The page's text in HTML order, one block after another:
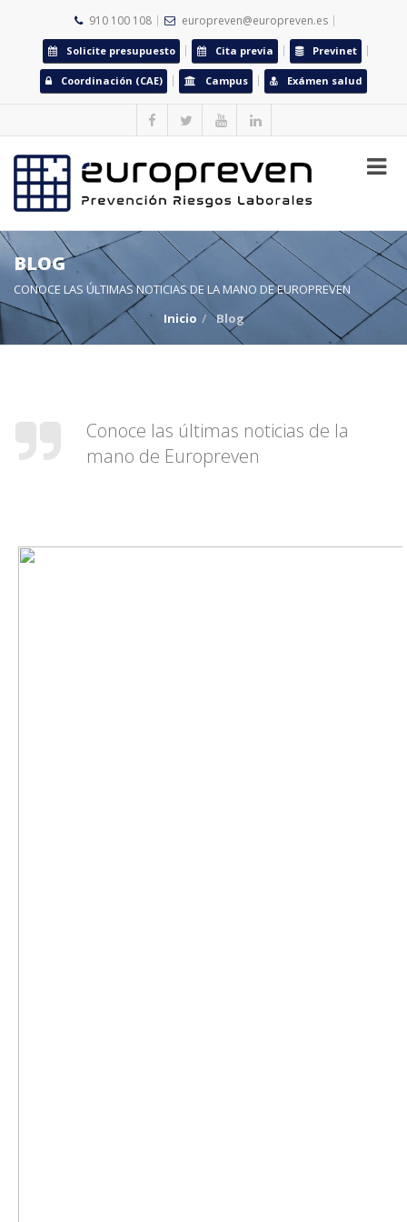
910 100 108 europreven@europreven.es
Solicite presupuesto Cita previa Previnet
Coordinación (CAE) Campus Exámen salud
BLOG
CONOCE LAS ÚLTIMAS NOTICIAS DE LA MANO DE EUROPREVEN
Inicio
Blog
Conoce las últimas noticias de la
mano de Europreven